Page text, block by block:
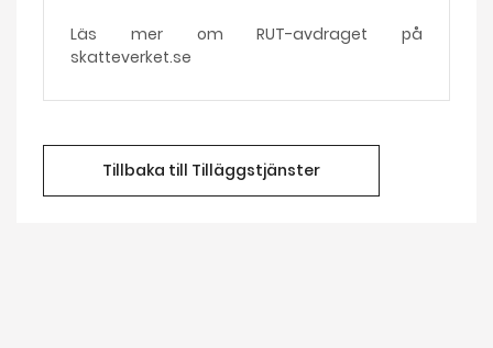
Läs mer om RUT-avdraget på
skatteverket.se
Tillbaka till Tilläggstjänster